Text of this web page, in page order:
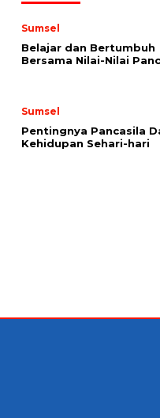
Sumsel
Belajar dan Bertumbuh
Bersama Nilai-Nilai
Sumsel
Pentingnya Pancasila
Kehidupan Sehari-hari